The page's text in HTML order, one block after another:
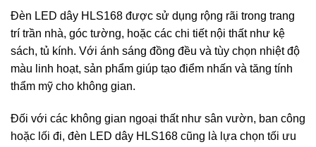
Đèn LED dây HLS168 được sử dụng rộng rãi trong trang
trí trần nhà, góc tường, hoặc các chi tiết nội thất như kệ
sách, tủ kính. Với ánh sáng đồng đều và tùy chọn nhiệt độ
màu linh hoạt, sản phẩm giúp tạo điểm nhấn và tăng tính
thẩm mỹ cho không gian.
Đối với các không gian ngoại thất như sân vườn, ban công
hoặc lối đi, đèn LED dây HLS168 cũng là lựa chọn tối ưu